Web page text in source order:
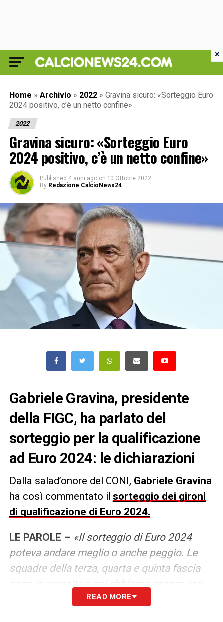
Home » Archivio » 2022 » Gravina sicuro: «Sorteggio Euro
2024 positivo, c’è un netto confine»
2022
Gravina sicuro: «Sorteggio Euro
2024 positivo, c’è un netto confine»
Published 4 anni ago on 10 Ottobre 2022
By Redazione CalcioNews24
Gabriele Gravina, presidente
della FIGC, ha parlato del
sorteggio per la qualificazione
ad Euro 2024: le dichiarazioni
Dalla salad’onore del CONI, Gabriele Gravina
ha così commentato il sorteggio dei gironi
di qualificazione di Euro 2024.
LE PAROLE – «Il sorteggio di Euro 2024
poteva andare meglio o anche peggio. Le
squadre della terza, quarta e quinta fascia
sono in crescita e noi abbiamo ancora una
ferita aperta. Parlo della sconfitta contro la
READ MORE
×